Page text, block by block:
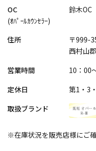
OC
(ｵﾊﾟｰﾙｶｳﾝｾﾗｰ)
鈴木OC
住所
〒999-
西村山
営業時間
10：00
定休日
第1・3
取扱ブランド
※在庫状況を販売店様にご